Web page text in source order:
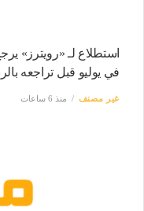
في يوليو قبل تراجعه
غير مصنف منذ 6 ساعات